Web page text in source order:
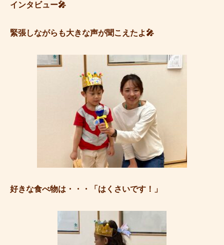
インタビュー🎤
緊張しながらも大きな声が聞こえたよ🎤
好きな食べ物は・・・「はくさいです！」